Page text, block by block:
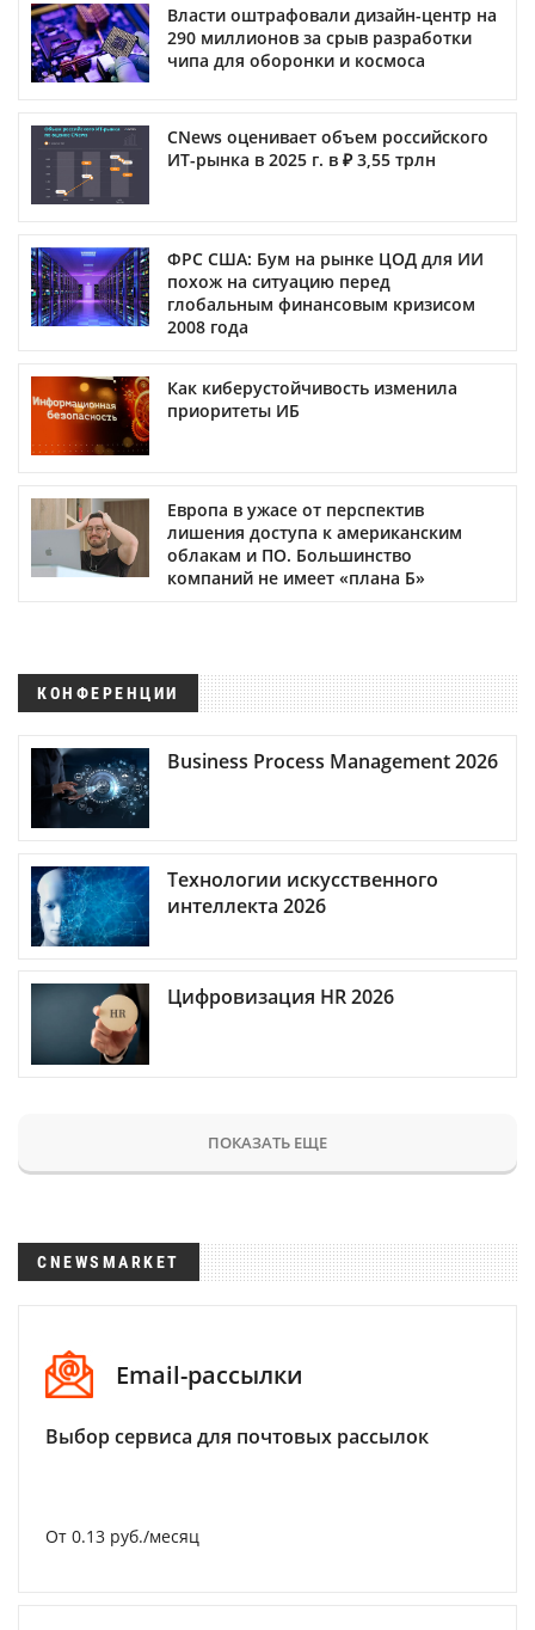
Власти оштрафовали дизайн-центр на
290 миллионов за срыв разработки
чипа для оборонки и космоса
CNews оценивает объем российского
ИТ-рынка в 2025 г. в ₽ 3,55 трлн
ФРС США: Бум на рынке ЦОД для ИИ
похож на ситуацию перед
глобальным финансовым кризисом
2008 года
Как киберустойчивость изменила
приоритеты ИБ
Европа в ужасе от перспектив
лишения доступа к американским
облакам и ПО. Большинство
компаний не имеет «плана Б»
КОНФЕРЕНЦИИ
Business Process Management 2026
Технологии искусственного
интеллекта 2026
Цифровизация HR 2026
ПОКАЗАТЬ ЕЩЕ
CNEWSMARKET
Email-рассылки
Выбор сервиса для почтовых рассылок
От 0.13 руб./месяц